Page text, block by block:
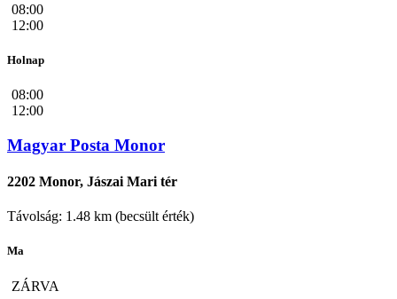
08:00
12:00
Holnap
08:00
12:00
Magyar Posta Monor
2202 Monor, Jászai Mari tér
Távolság: 1.48 km (becsült érték)
Ma
ZÁRVA